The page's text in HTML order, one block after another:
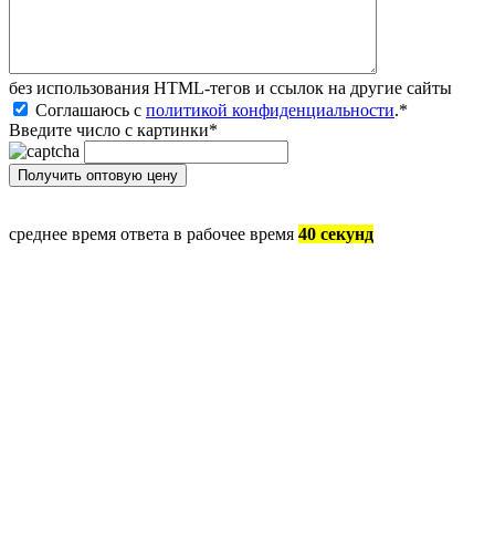
без иcпользования HTML-тегов и ссылок на другие сайты
Соглашаюсь с политикой конфиденциальности.*
Введите число с картинки*
среднее время ответа в рабочее время 40 секунд